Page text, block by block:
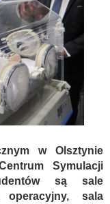
w Olsztynie
Symulacji
są sale
sala